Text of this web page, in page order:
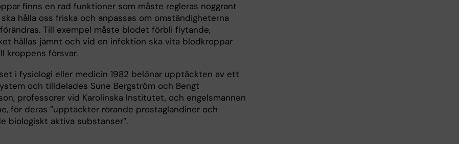
finns en rad funktioner som måste regleras noggrant
hålla oss friska och anpassas om omständigheterna
Till exempel måste blodet förbli flytande,
hållas jämnt och vid en infektion ska vita blodkroppar
kroppens försvar.
i fysiologi eller medicin 1982 belönar upptäckten av ett
och tilldelades Sune Bergström och Bengt
professorer vid Karolinska Institutet, och engelsmannen
för deras ”upptäckter rörande prostaglandiner och
biologiskt aktiva substanser”.